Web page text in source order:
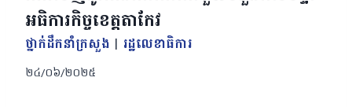
អធិការកិច្ចខេត្តតាកែវ
ថ្នាក់ដឹកនាំក្រសួង | រដ្ឋលេខាធិការ
២៤/០៦/២០២៥